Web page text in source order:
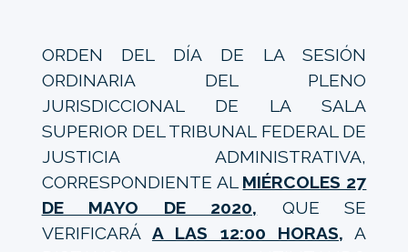
ORDEN DEL DÍA DE LA SESIÓN
ORDINARIA DEL PLENO
JURISDICCIONAL DE LA SALA
SUPERIOR DEL TRIBUNAL FEDERAL DE
JUSTICIA ADMINISTRATIVA,
CORRESPONDIENTE AL MIÉRCOLES 27
DE MAYO DE 2020, QUE SE
VERIFICARÁ A LAS 12:00 HORAS, A